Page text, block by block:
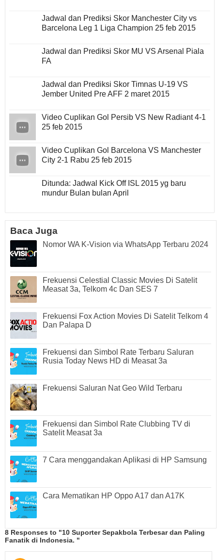
Jadwal dan Prediksi Skor Manchester City vs
Barcelona Leg 1 Liga Champion 25 feb 2015
Jadwal dan Prediksi Skor MU VS Arsenal Piala
FA
Jadwal dan Prediksi Skor Timnas U-19 VS
Jember United Pre AFF 2 maret 2015
Video Cuplikan Gol Persib VS New Radiant 4-1
25 feb 2015
Video Cuplikan Gol Barcelona VS Manchester
City 2-1 Rabu 25 feb 2015
Ditunda: Jadwal Kick Off ISL 2015 yg baru
mundur Bulan bulan April
Baca Juga
Nomor WA K-Vision via WhatsApp Terbaru 2024
Frekuensi Celestial Classic Movies Di Satelit
Measat 3a, Telkom 4c Dan SES 7
Frekuensi Fox Action Movies Di Satelit Telkom 4
Dan Palapa D
Frekuensi dan Simbol Rate Terbaru Saluran
Rusia Today News HD di Measat 3a
Frekuensi Saluran Nat Geo Wild Terbaru
Frekuensi dan Simbol Rate Clubbing TV di
Satelit Measat 3a
7 Cara menggandakan Aplikasi di HP Samsung
Cara Mematikan HP Oppo A17 dan A17K
8 Responses to "10 Suporter Sepakbola Terbesar dan Paling
Fanatik di Indonesia. "